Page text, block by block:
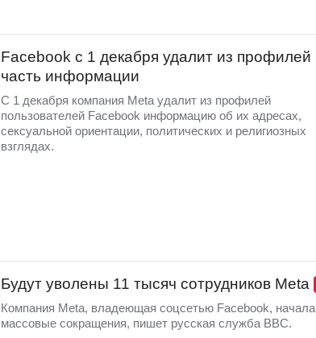
Facebook с 1 декабря удалит из профилей
часть информации
С 1 декабря компания Meta удалит из профилей
пользователей Facebook информацию об их адресах,
сексуальной ориентации, политических и религиозных
взглядах.
Будут уволены 11 тысяч сотрудников Meta
Компания Meta, владеющая соцсетью Facebook, начала
массовые сокращения, пишет русская служба ВВС.